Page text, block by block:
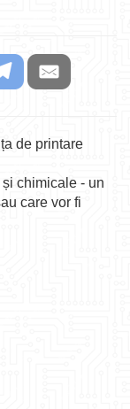
de printare
chimicale - un
care vor fi